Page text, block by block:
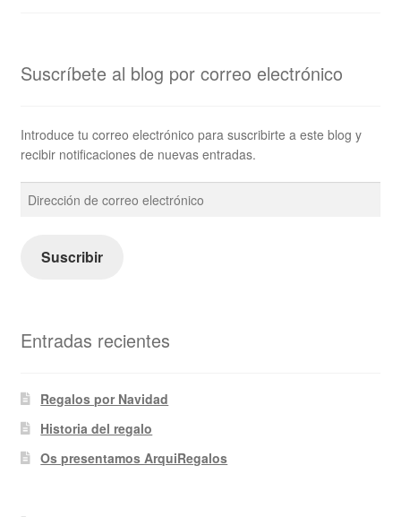
Suscríbete al blog por correo electrónico
Introduce tu correo electrónico para suscribirte a este blog y
recibir notificaciones de nuevas entradas.
de
electrónico
Suscribir
Entradas recientes
Regalos por Navidad
Historia del regalo
Os presentamos ArquiRegalos